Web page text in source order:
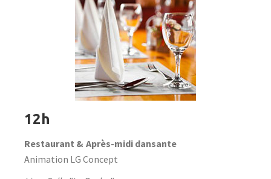
12h
Restaurant & Après-midi dansante
Animation LG Concept